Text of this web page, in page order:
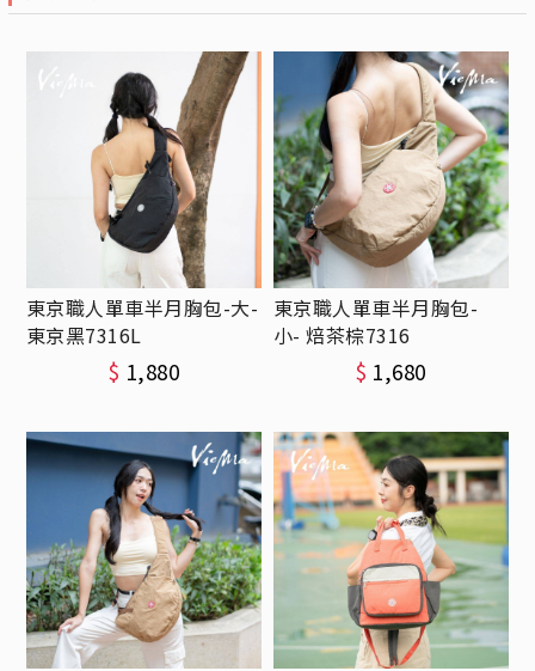
東京職人單車半月胸包-大-
東京黑7316L
$ 1,880
東京職人單車半月胸包-
小- 焙茶棕7316
$ 1,680